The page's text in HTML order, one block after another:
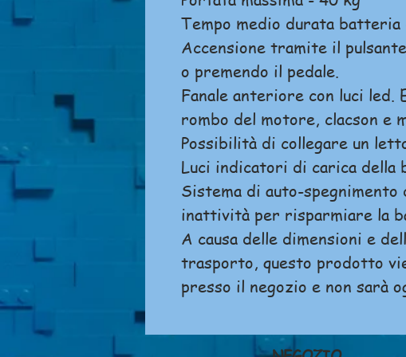
Tempo medio durata batteria
Accensione tramite il
o premendo il pedale.
Fanale anteriore con luci
rombo del motore, clacson e
Possibilità di collegare un
Luci indicatori di carica della
Sistema di auto-spegnimento
inattività per risparmiare la
A causa delle dimensioni e
trasporto, questo prodotto
presso il negozio e non sarà